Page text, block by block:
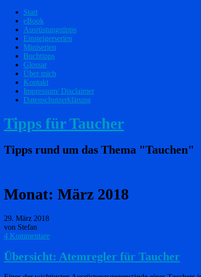
Start
eBook
Ausrüstungstipps
Einsteigerserien
Miniserien
Buchtipps
Glossar
Über mich
Kontakt
Impressum/ Disclaimer
Datenschutzerklärung
Tipps für Taucher
Tipps rund um das Thema "Tauchen"
Monat: März 2018
29. März 2018
von Stefan
4 Kommentare
Übersicht: Atemregler für Taucher